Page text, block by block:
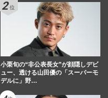
小栗旬の“非公表長女”が顔隠しデビ
ュー、透ける山田優の「スーパーモ
デルに」野…